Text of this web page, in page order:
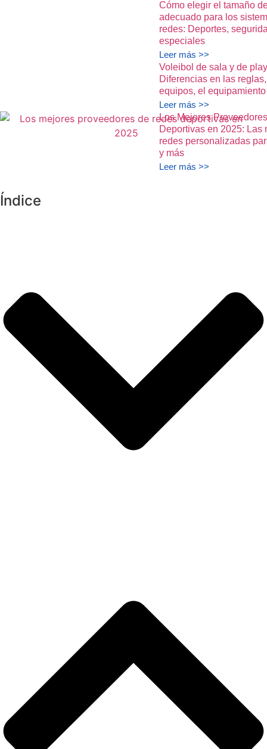
Cómo elegir el tamaño
adecuado para los
redes: Deportes,
especiales
Leer más >>
Voleibol de sala y de
Diferencias en las
equipos, el
Leer más >>
Los Mejores
Deportivas en 2025: Las
redes personalizadas
y más
Leer más >>
Índice